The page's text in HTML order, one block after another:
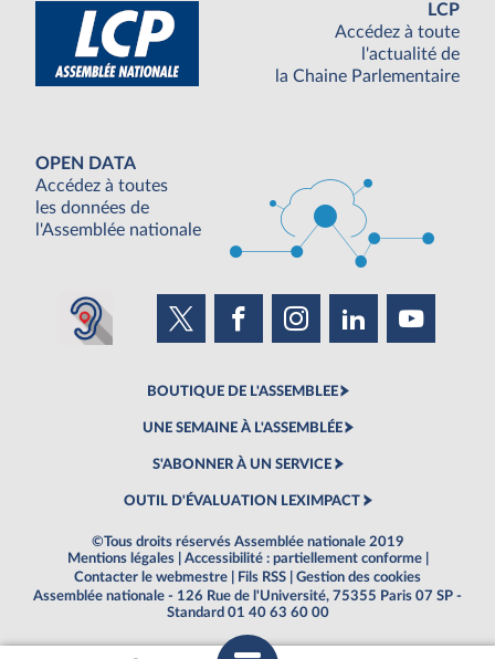
LCP
Accédez à toute
l'actualité de
la Chaine Parlementaire
OPEN DATA
Accédez à toutes
les données de
l'Assemblée nationale
BOUTIQUE DE L'ASSEMBLEE
UNE SEMAINE À L'ASSEMBLÉE
S'ABONNER À UN SERVICE
OUTIL D'ÉVALUATION LEXIMPACT
©Tous droits réservés Assemblée nationale 2019
Mentions légales
Accessibilité : partiellement conforme
Contacter le webmestre
Fils RSS
Gestion des cookies
Assemblée nationale - 126 Rue de l'Université, 75355 Paris 07 SP -
Standard 01 40 63 60 00